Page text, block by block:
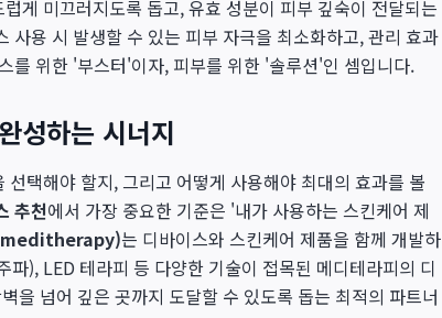
게 미끄러지도록 돕고, 유효 성분이 피부 깊숙이 전달되는
사용 시 발생할 수 있는 피부 자극을 최소화하고, 관리 효과
를 위한 '부스터'이자, 피부를 위한 '솔루션'인 셈입니다.
성하는 시너지
택해야 할지, 그리고 어떻게 사용해야 최대의 효과를 볼
추천에서 가장 중요한 기준은 '내가 사용하는 스킨케어 제
는 디바이스와 스킨케어 제품을 함께 개발하
), LED 테라피 등 다양한 기술이 접목된 메디테라피의 디
을 넘어 깊은 곳까지 도달할 수 있도록 돕는 최적의 파트너